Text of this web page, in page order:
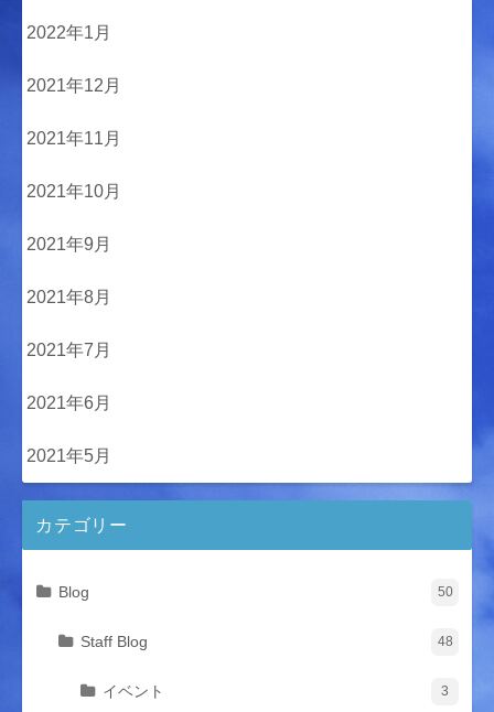
2022年1月
2021年12月
2021年11月
2021年10月
2021年9月
2021年8月
2021年7月
2021年6月
2021年5月
カテゴリー
Blog 50
Staff Blog 48
イベント 3